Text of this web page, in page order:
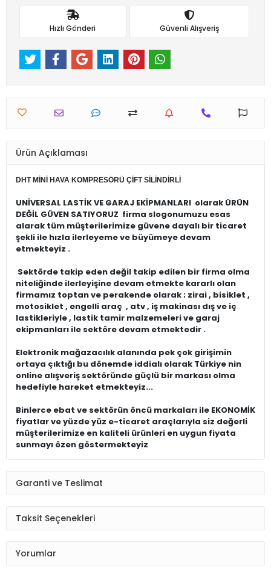
Hızlı Gönderi Güvenli Alışveriş
Ürün Açıklaması
DHT MİNİ HAVA KOMPRESÖRÜ ÇİFT SİLİNDİRLİ
UNİVERSAL LASTİK VE GARAJ EKİPMANLARI olarak ÜRÜN
DEĞİL GÜVEN SATIYORUZ firma slogonumuzu esas
alarak tüm müşterilerimize güvene dayalı bir ticaret
şekli ile hızla ilerleyeme ve büyümeye devam
etmekteyiz .
Sektörde takip eden değil takip edilen bir firma olma
niteliğinde ilerleyişine devam etmekte kararlı olan
firmamız toptan ve perakende olarak ; zirai , bisiklet ,
motosiklet , engelli araç , atv , iş makinası dış ve iç
lastikleriyle , lastik tamir malzemeleri ve garaj
ekipmanları ile sektöre devam etmektedir .
Elektronik mağazacılık alanında pek çok girişimin
ortaya çıktığı bu dönemde iddialı olarak Türkiye nin
online alışveriş sektöründe güçlü bir markası olma
hedefiyle hareket etmekteyiz...
Binlerce ebat ve sektörün öncü markaları ile EKONOMİK
fiyatlar ve yüzde yüz e-ticaret araçlarıyla siz değerli
müşterilerimize en kaliteli ürünleri en uygun fiyata
sunmayı özen göstermekteyiz
Garanti ve Teslimat
Taksit Seçenekleri
Yorumlar